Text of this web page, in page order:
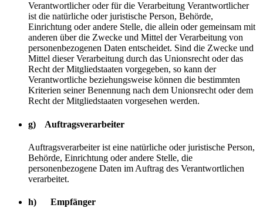
Verantwortlicher oder für die Verarbeitung Verantwortlicher
ist die natürliche oder juristische Person, Behörde,
Einrichtung oder andere Stelle, die allein oder gemeinsam mit
anderen über die Zwecke und Mittel der Verarbeitung von
personenbezogenen Daten entscheidet. Sind die Zwecke und
Mittel dieser Verarbeitung durch das Unionsrecht oder das
Recht der Mitgliedstaaten vorgegeben, so kann der
Verantwortliche beziehungsweise können die bestimmten
Kriterien seiner Benennung nach dem Unionsrecht oder dem
Recht der Mitgliedstaaten vorgesehen werden.
g) Auftragsverarbeiter
Auftragsverarbeiter ist eine natürliche oder juristische Person,
Behörde, Einrichtung oder andere Stelle, die
personenbezogene Daten im Auftrag des Verantwortlichen
verarbeitet.
h) Empfänger